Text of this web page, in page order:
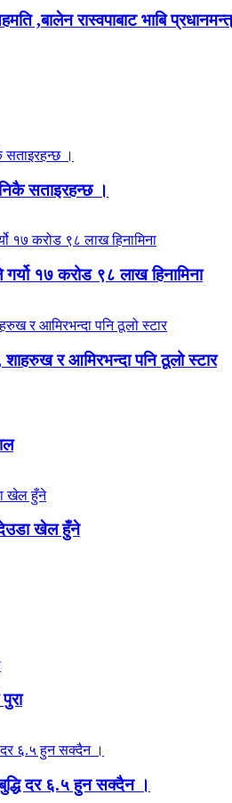
,बालेन रास्वपाबाट भाबि
सताइरहन्छ ।
१७ करोड ९८ लाख हिनामिना
र आमिरभन्दा पनि ठूलो स्टार
देउडा खेल हुँने
दर ६.५ हुन सक्दैन ।